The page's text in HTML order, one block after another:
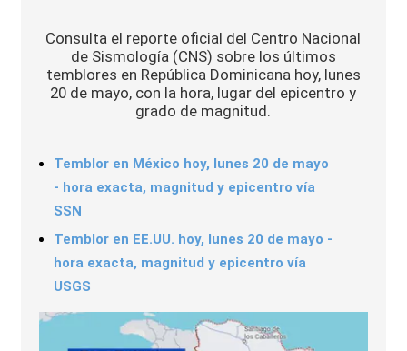
Consulta el reporte oficial del Centro Nacional
de Sismología (CNS) sobre los últimos
temblores en República Dominicana hoy, lunes
20 de mayo, con la hora, lugar del epicentro y
grado de magnitud.
Temblor en México hoy, lunes 20 de mayo
- hora exacta, magnitud y epicentro vía
SSN
Temblor en EE.UU. hoy, lunes 20 de mayo -
hora exacta, magnitud y epicentro vía
USGS